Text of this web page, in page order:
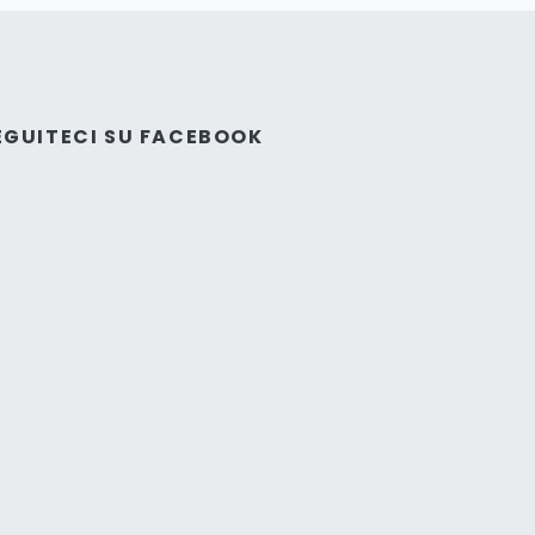
SU FACEBOOK